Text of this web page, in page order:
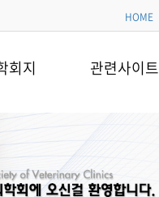
HOME
회지 관련사이트